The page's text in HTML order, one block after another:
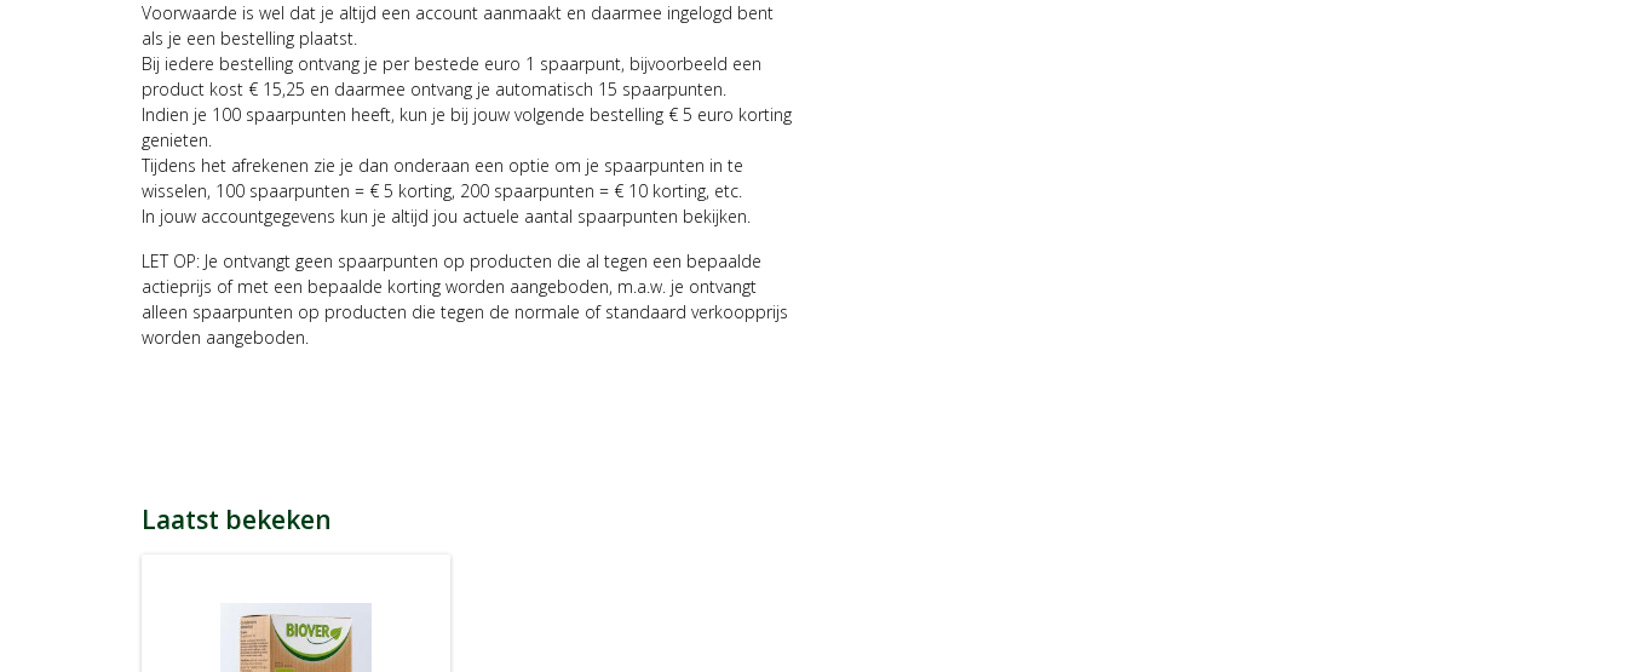
Voorwaarde is wel dat je altijd een account aanmaakt en daarmee ingelogd bent
als je een bestelling plaatst.
Bij iedere bestelling ontvang je per bestede euro 1 spaarpunt, bijvoorbeeld een
product kost € 15,25 en daarmee ontvang je automatisch 15 spaarpunten.
Indien je 100 spaarpunten heeft, kun je bij jouw volgende bestelling € 5 euro korting
genieten.
Tijdens het afrekenen zie je dan onderaan een optie om je spaarpunten in te
wisselen, 100 spaarpunten = € 5 korting, 200 spaarpunten = € 10 korting, etc.
In jouw accountgegevens kun je altijd jou actuele aantal spaarpunten bekijken.
LET OP: Je ontvangt geen spaarpunten op producten die al tegen een bepaalde
actieprijs of met een bepaalde korting worden aangeboden, m.a.w. je ontvangt
alleen spaarpunten op producten die tegen de normale of standaard verkoopprijs
worden aangeboden.
Laatst bekeken